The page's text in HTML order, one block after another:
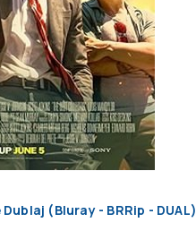
(Bluray - BRRip - DUAL)